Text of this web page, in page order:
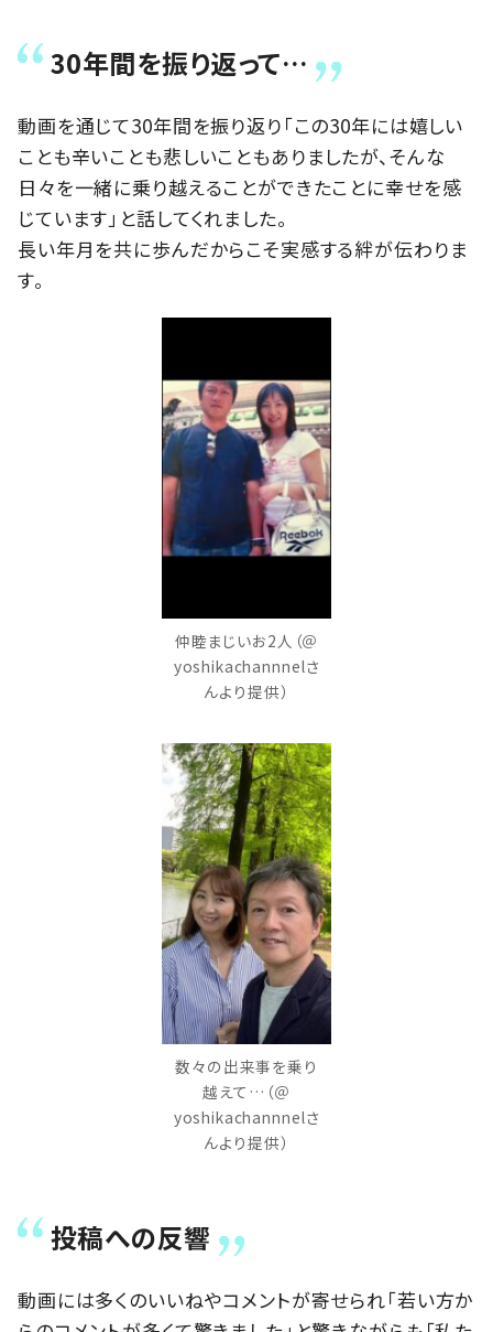
30年間を振り返って…
動画を通じて30年間を振り返り「この30年には嬉しい
ことも辛いことも悲しいこともありましたが、そんな
日々を一緒に乗り越えることができたことに幸せを感
じています」と話してくれました。
長い年月を共に歩んだからこそ実感する絆が伝わりま
す。
仲睦まじいお2人（＠
yoshikachannnelさ
んより提供）
数々の出来事を乗り
越えて…（＠
yoshikachannnelさ
んより提供）
投稿への反響
動画には多くのいいねやコメントが寄せられ「若い方か